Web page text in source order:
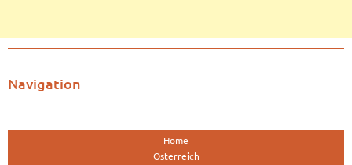
Navigation
Home
Österreich